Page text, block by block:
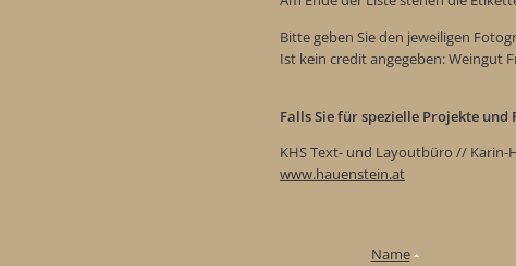
Bitte geben Sie den jeweiligen
Ist kein credit angegeben: Weingut
Falls Sie für spezielle Projekte
KHS Text- und Layoutbüro //
www.hauenstein.at
Name